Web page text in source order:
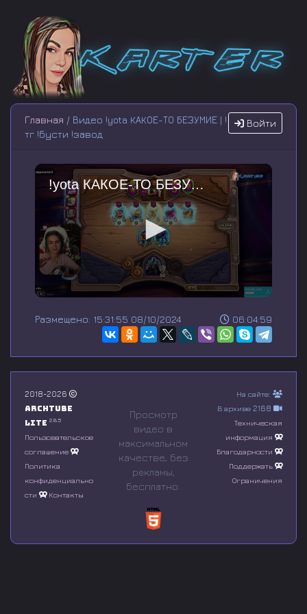
Войти
Главная / Видео !yota КАКОЕ-ТО БЕЗУМИЕ | !
тг !бусти !завод
!yota КАКОЕ-ТО БЕЗУМИЕ | !тг !бусти !завод
e
n
o
f
0
s
o
n
d
06:04:59
Размещено: 15:31:55 08/10/2024
2018-2026
Archtube
Lite 2.8.5
Пользовательское
соглашение
Политика
конфиденциально
сти
Контакты
Просмотр
видео в
максимальном
качестве, без
рeкламы,
бесплатно.
На сайте:
В архиве 2168
Техническая
информация
Благодарности
Поддержать
Ограничения